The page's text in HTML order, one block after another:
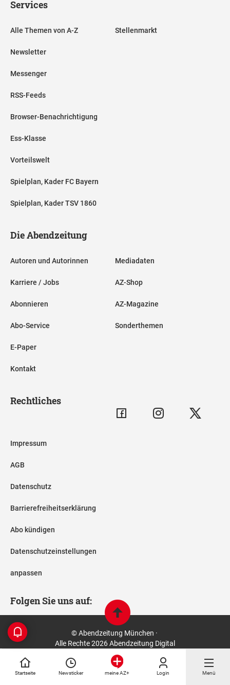
Startseite Newsticker meine AZ+ Login Menü
Services
Alle Themen von A-Z
Newsletter
Messenger
RSS-Feeds
Browser-Benachrichtigung
Ess-Klasse
Vorteilswelt
Spielplan, Kader FC Bayern
Spielplan, Kader TSV 1860
Stellenmarkt
Die Abendzeitung
Autoren und Autorinnen
Karriere / Jobs
Abonnieren
Abo-Service
E-Paper
Kontakt
Mediadaten
AZ-Shop
AZ-Magazine
Sonderthemen
Rechtliches
Impressum
AGB
Datenschutz
Barrierefreiheitserklärung
Abo kündigen
Datenschutzeinstellungen
anpassen
Folgen Sie uns auf:
© Abendzeitung München ·
Alle Rechte 2026 Abendzeitung Digital